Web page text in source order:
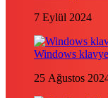
7 Eylül 2024
Windows klavye
25 Ağustos